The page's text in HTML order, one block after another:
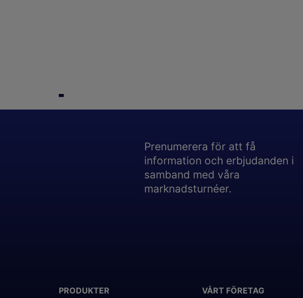
Prenumerera för att få
information och erbjudanden i
samband med våra
marknadsturnéer.
PRODUKTER VÅRT FÖRETAG